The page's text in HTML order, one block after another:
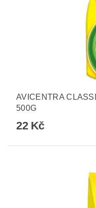
AVICENTRA
500G
22 Kč